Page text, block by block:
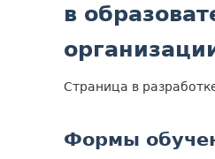
в
Страница в
Формы